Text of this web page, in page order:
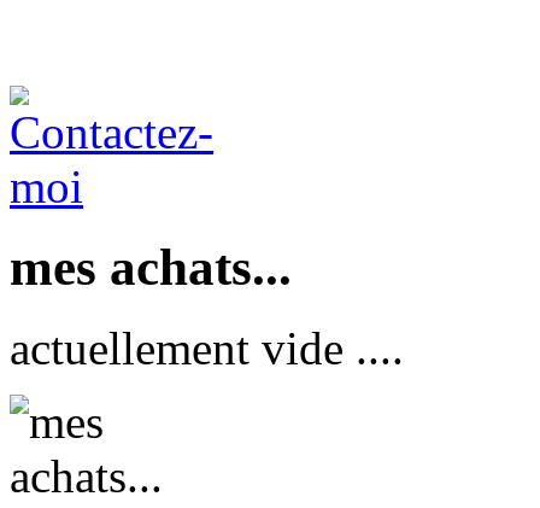
mes achats...
actuellement vide ....